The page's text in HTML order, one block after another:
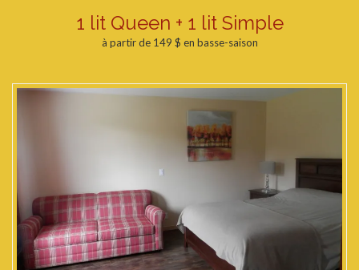
1 lit Queen + 1 lit Simple
à partir de 149 $ en basse-saison